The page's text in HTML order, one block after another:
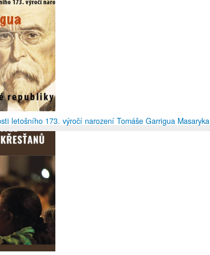
letošního 173. výročí narození Tomáše Garrigua Masaryka